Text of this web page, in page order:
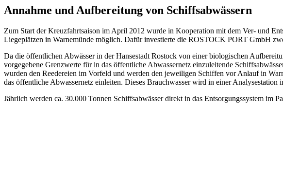
Annahme und Aufbereitung von Schiffsabwässern
Zum Start der Kreuzfahrtsaison im April 2012 wurde in Kooperation mit dem Ver- und
Liegeplätzen in Warnemünde möglich. Dafür investierte die ROSTOCK PORT GmbH
Da die öffentlichen Abwässer in der Hansestadt Rostock von einer biologischen
vorgegebene Grenzwerte für in das öffentliche Abwassernetz einzuleitende
wurden den Reedereien im Vorfeld und werden den jeweiligen Schiffen vor Anlauf in
das öffentliche Abwassernetz einleiten. Dieses Brauchwasser wird in einer
Jährlich werden ca. 30.000 Tonnen Schiffsabwässer direkt in das Entsorgungssystem im